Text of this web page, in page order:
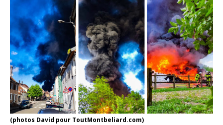
(photos David pour ToutMontbeliard.com)